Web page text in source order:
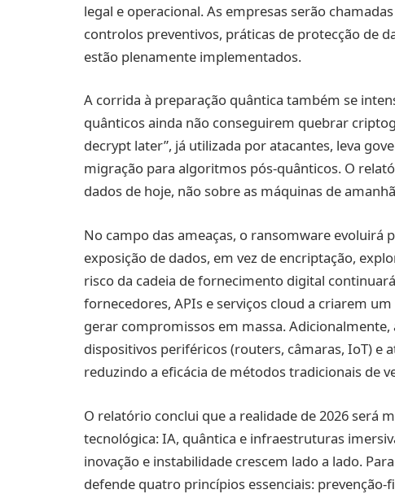
legal e operacional. As empresas serão
controlos preventivos, práticas de protecção de
estão plenamente implementados.
A corrida à preparação quântica também se
quânticos ainda não conseguirem quebrar
decrypt later”, já utilizada por atacantes, leva
migração para algoritmos pós-quânticos. O
dados de hoje, não sobre as máquinas de
No campo das ameaças, o ransomware evoluirá
exposição de dados, em vez de encriptação,
risco da cadeia de fornecimento digital
fornecedores, APIs e serviços cloud a criarem
gerar compromissos em massa.
dispositivos periféricos (routers, câmaras, IoT) e
reduzindo a eficácia de métodos tradicionais de
O relatório conclui que a realidade de 2026 será
tecnológica: IA, quântica e infraestruturas
inovação e instabilidade crescem lado a lado.
defende quatro princípios essenciais: